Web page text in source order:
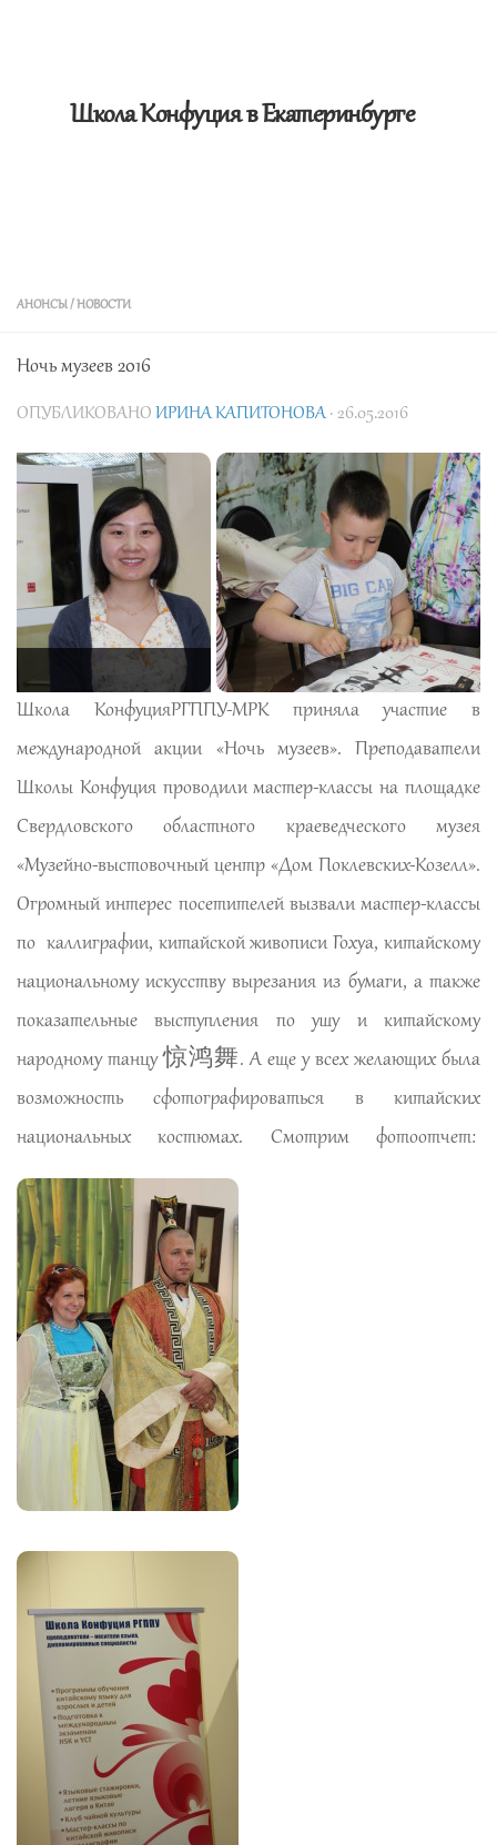
Школа Конфуция в Екатеринбурге
АНОНСЫ/НОВОСТИ
Ночь музеев 2016
ОПУБЛИКОВАНО ИРИНА КАПИТОНОВА· 26.05.2016
Школа КонфуцияРГППУ-МРК приняла участие в
международной акции «Ночь музеев». Преподаватели
Школы Конфуция проводили мастер-классы на площадке
Свердловского областного краеведческого музея
«Музейно-выстовочный центр «Дом Поклевских-Козелл».
Огромный интерес посетителей вызвали мастер-классы
по каллиграфии, китайской живописи Гохуа, китайскому
национальному искусству вырезания из бумаги, а также
показательные выступления по ушу и китайскому
народному танцу 惊鸿舞. А еще у всех желающих была
возможность сфотографироваться в китайских
национальных костюмах. Смотрим фотоотчет: